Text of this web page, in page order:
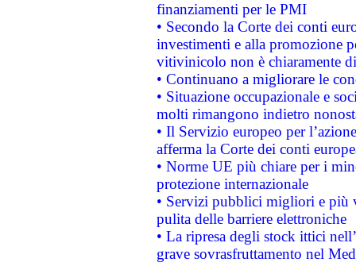
finanziamenti per le PMI
• Secondo la Corte dei conti
investimenti e alla promozione
vitivinicolo non è chiaramente
• Continuano a migliorare le
• Situazione occupazionale e
molti rimangono indietro
• Il Servizio europeo per
afferma la Corte dei conti
• Norme UE più chiare per i
protezione internazionale
• Servizi pubblici migliori e più
pulita delle barriere elettroniche
• La ripresa degli stock ittici
grave sovrasfruttamento nel